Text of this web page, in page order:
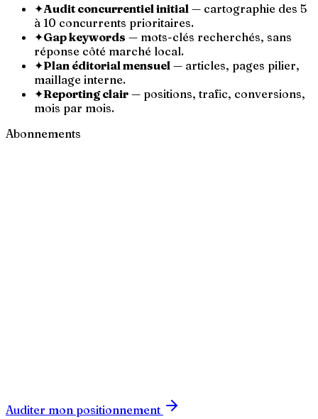
✦Audit concurrentiel initial — cartographie des 5
à 10 concurrents prioritaires.
✦Gap keywords — mots-clés recherchés, sans
réponse côté marché local.
✦Plan éditorial mensuel — articles, pages pilier,
maillage interne.
✦Reporting clair — positions, trafic, conversions,
mois par mois.
Abonnements
Auditer mon positionnement